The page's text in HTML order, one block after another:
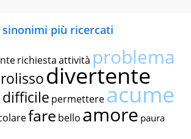
sinonimi più ricercati
richiestaattività problema
divertente
difficile permettereacume
fare bello amore paura